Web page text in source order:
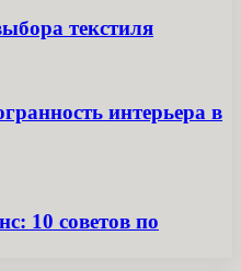
текстиля
интерьера в
10 советов по